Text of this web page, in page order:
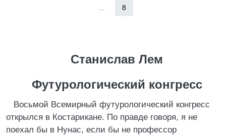
8
Станислав Лем
Футурологический конгресс
Восьмой Всемирный футурологический конгресс
открылся в Костарикане. По правде говоря, я не
поехал бы в Нунас, если бы не профессор